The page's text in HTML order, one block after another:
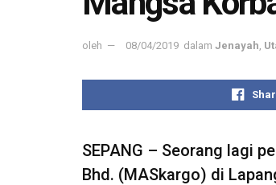
oleh 08/04/2019 dalam Jenayah
SEPANG – Seorang lagi
Bhd. (MASkargo) di